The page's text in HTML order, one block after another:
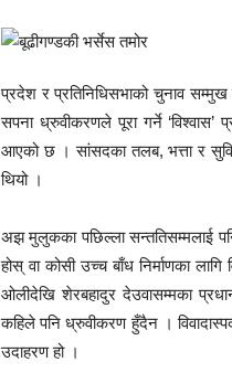
प्रदेश र प्रतिनिधिसभाको चुनाव
सपना ध्रुवीकरणले पूरा गर्ने
आएको छ । सांसदका तलब, भत्ता र
थियो ।
अझ मुलुकका पछिल्ला सन्ततिसम्मलाई
होस् वा कोसी उच्च बाँध निर्माणका
ओलीदेखि शेरबहादुर देउवासम्मका
कहिले पनि ध्रुवीकरण हुँदैन ।
उदाहरण हो ।